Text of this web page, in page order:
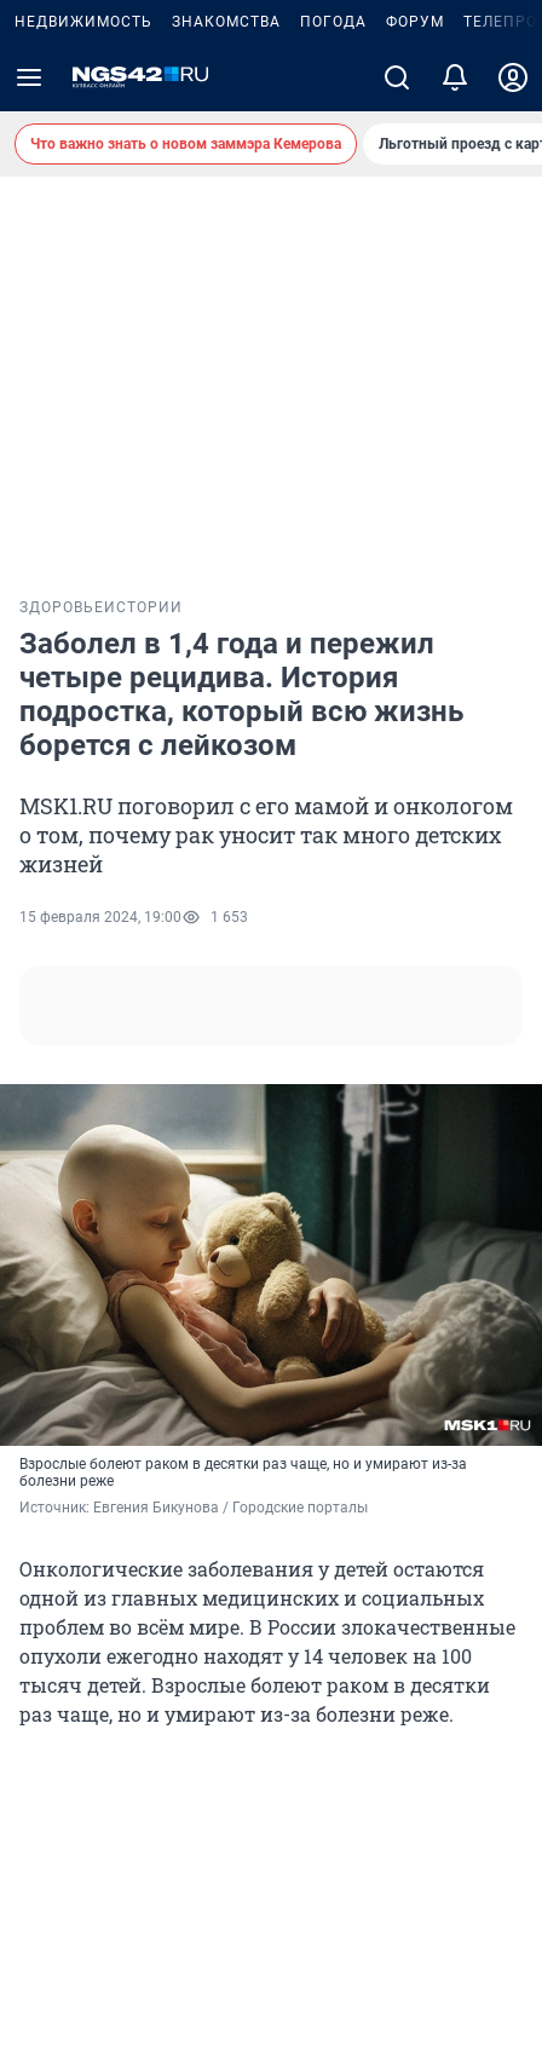
НЕДВИЖИМОСТЬ ЗНАКОМСТВА ПОГОДА ФОРУМ
Что важно знать о новом заммэра Кемерова Льготный проезд с
ЗДОРОВЬЕ ИСТОРИИ
Заболел в 1,4 года и пережил
четыре рецидива. История
подростка, который всю жизнь
борется с лейкозом
MSK1.RU поговорил с его мамой и онкологом
о том, почему рак уносит так много детских
жизней
15 февраля 2024, 19:00 1 653
Взрослые болеют раком в десятки раз чаще, но и умирают из-за
болезни реже
Источник: Евгения Бикунова / Городские порталы
Онкологические заболевания у детей остаются
одной из главных медицинских и социальных
проблем во всём мире. В России злокачественные
опухоли ежегодно находят у 14 человек на 100
тысяч детей. Взрослые болеют раком в десятки
раз чаще, но и умирают из-за болезни реже.